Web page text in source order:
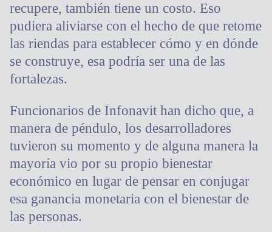
recupere, también tiene un costo. Eso
pudiera aliviarse con el hecho de que retome
las riendas para establecer cómo y en dónde
se construye, esa podría ser una de las
fortalezas.
Funcionarios de Infonavit han dicho que, a
manera de péndulo, los desarrolladores
tuvieron su momento y de alguna manera la
mayoría vio por su propio bienestar
económico en lugar de pensar en conjugar
esa ganancia monetaria con el bienestar de
las personas.